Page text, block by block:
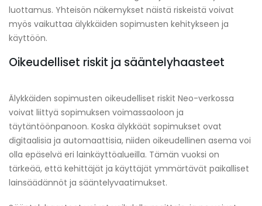
luottamus. Yhteisön näkemykset näistä riskeistä voivat
myös vaikuttaa älykkäiden sopimusten kehitykseen ja
käyttöön.
Oikeudelliset riskit ja sääntelyhaasteet
Älykkäiden sopimusten oikeudelliset riskit Neo-verkossa
voivat liittyä sopimuksen voimassaoloon ja
täytäntöönpanoon. Koska älykkäät sopimukset ovat
digitaalisia ja automaattisia, niiden oikeudellinen asema voi
olla epäselvä eri lainkäyttöalueilla. Tämän vuoksi on
tärkeää, että kehittäjät ja käyttäjät ymmärtävät paikalliset
lainsäädännöt ja sääntelyvaatimukset.